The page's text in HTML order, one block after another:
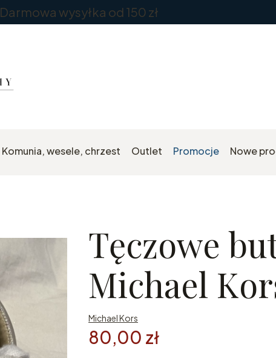
Darmowa wysyłka od 150 zł
Komunia, wesele, chrzest Outlet Promocje Nowe
Tęczowe
Michael
Michael Kors
80,00 zł